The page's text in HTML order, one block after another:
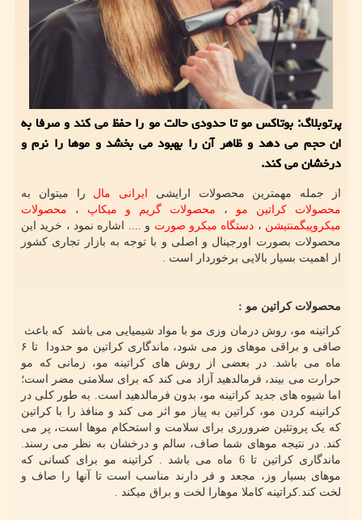
پرتوبلاگ: بوتاكس مو تا حدودی حالت مو را حفظ می كند و صرفا به
ان حجم می دهد و ظاهر آن را بهبود می بخشد و موها را نرم و
درخشان می كند.
از جمله مهمترین محصولات ارایشی ایرانی مال را میتوان به
محصولات کراتین مو ، محصولات گریم و میکاپ ، محصولات
میکروپیگمنتیشن ، دستگاه میکرو صورت و .... اشاره نمود ، خرید این
محصولات بصورت اورجینال و اصلی و با توجه به بازار تجاری کشور
از اهمیت بسیار بالایی برخوردار است .
محصولات کراتین مو :
کراتینه مو، روش درمان وزی مو با مواد شیمیایی می باشد که باعث
صافی و براقی موهای وز می شود، ماندگاری کراتین مو حدودا تا ۶
ماه می باشد. در بعضی از روش های کراتینه مو، زمانی که مو
حرارت می بیند، فرمالدهید آزاد می کند که برای سلامتی مضر است؛
اما شیوه های جدید کراتینه مو، بدون فرمالدهید است. به طور کلی در
کراتینه کردن مو، کراتین به پیاز مو اثر می کند و منافذ را با کراتین
که یک پروتئین ضرورری برای سلامت و استحکام موها است، پر می
کند. در نتیجه موهای شما صاف، سالم و درخشان به نظر می رسند.
ماندگاری کراتین تا 6 ماه می باشد . کراتینه مو برای کسانی که
موهای بسیار وز، مجعد و فر دارند مناسب است تا آنها را صاف و
لخت کند.کراتینه کاملا موهارا لخت و براق میکند .